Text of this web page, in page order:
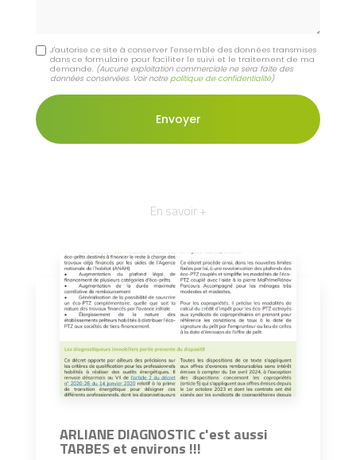
J'autorise ce site à conserver l'ensemble des données transmises
dans ce formulaire pour faciliter le suivi et le traitement de ma
demande. (Aucune exploitation commerciale ne sera faite des
données conservées. Voir notre politique de confidentialité)
En savoir +
ARLIANE DIAGNOSTIC c'est aussi
TARBES et environs !!!